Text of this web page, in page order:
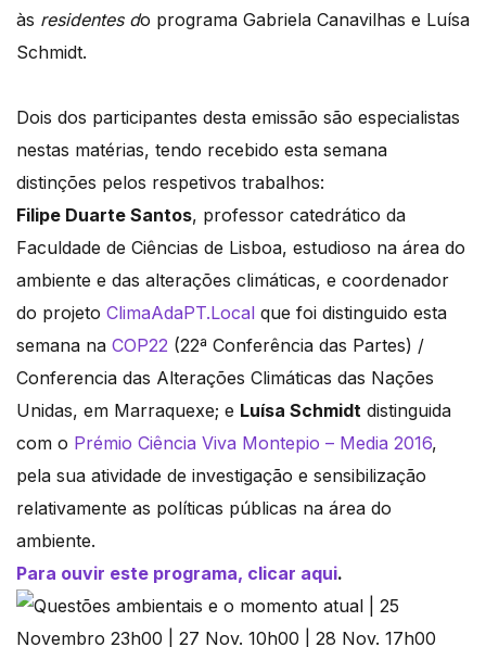
às residentes do programa Gabriela Canavilhas e Luísa
Schmidt.
Dois dos participantes desta emissão são especialistas
nestas matérias, tendo recebido esta semana
distinções pelos respetivos trabalhos:
Filipe Duarte Santos, professor catedrático da
Faculdade de Ciências de Lisboa, estudioso na área do
ambiente e das alterações climáticas, e coordenador
do projeto ClimaAdaPT.Local que foi distinguido esta
semana na COP22 (22ª Conferência das Partes) /
Conferencia das Alterações Climáticas das Nações
Unidas, em Marraquexe; e Luísa Schmidt distinguida
com o Prémio Ciência Viva Montepio – Media 2016,
pela sua atividade de investigação e sensibilização
relativamente as políticas públicas na área do
ambiente.
Para ouvir este programa, clicar aqui.